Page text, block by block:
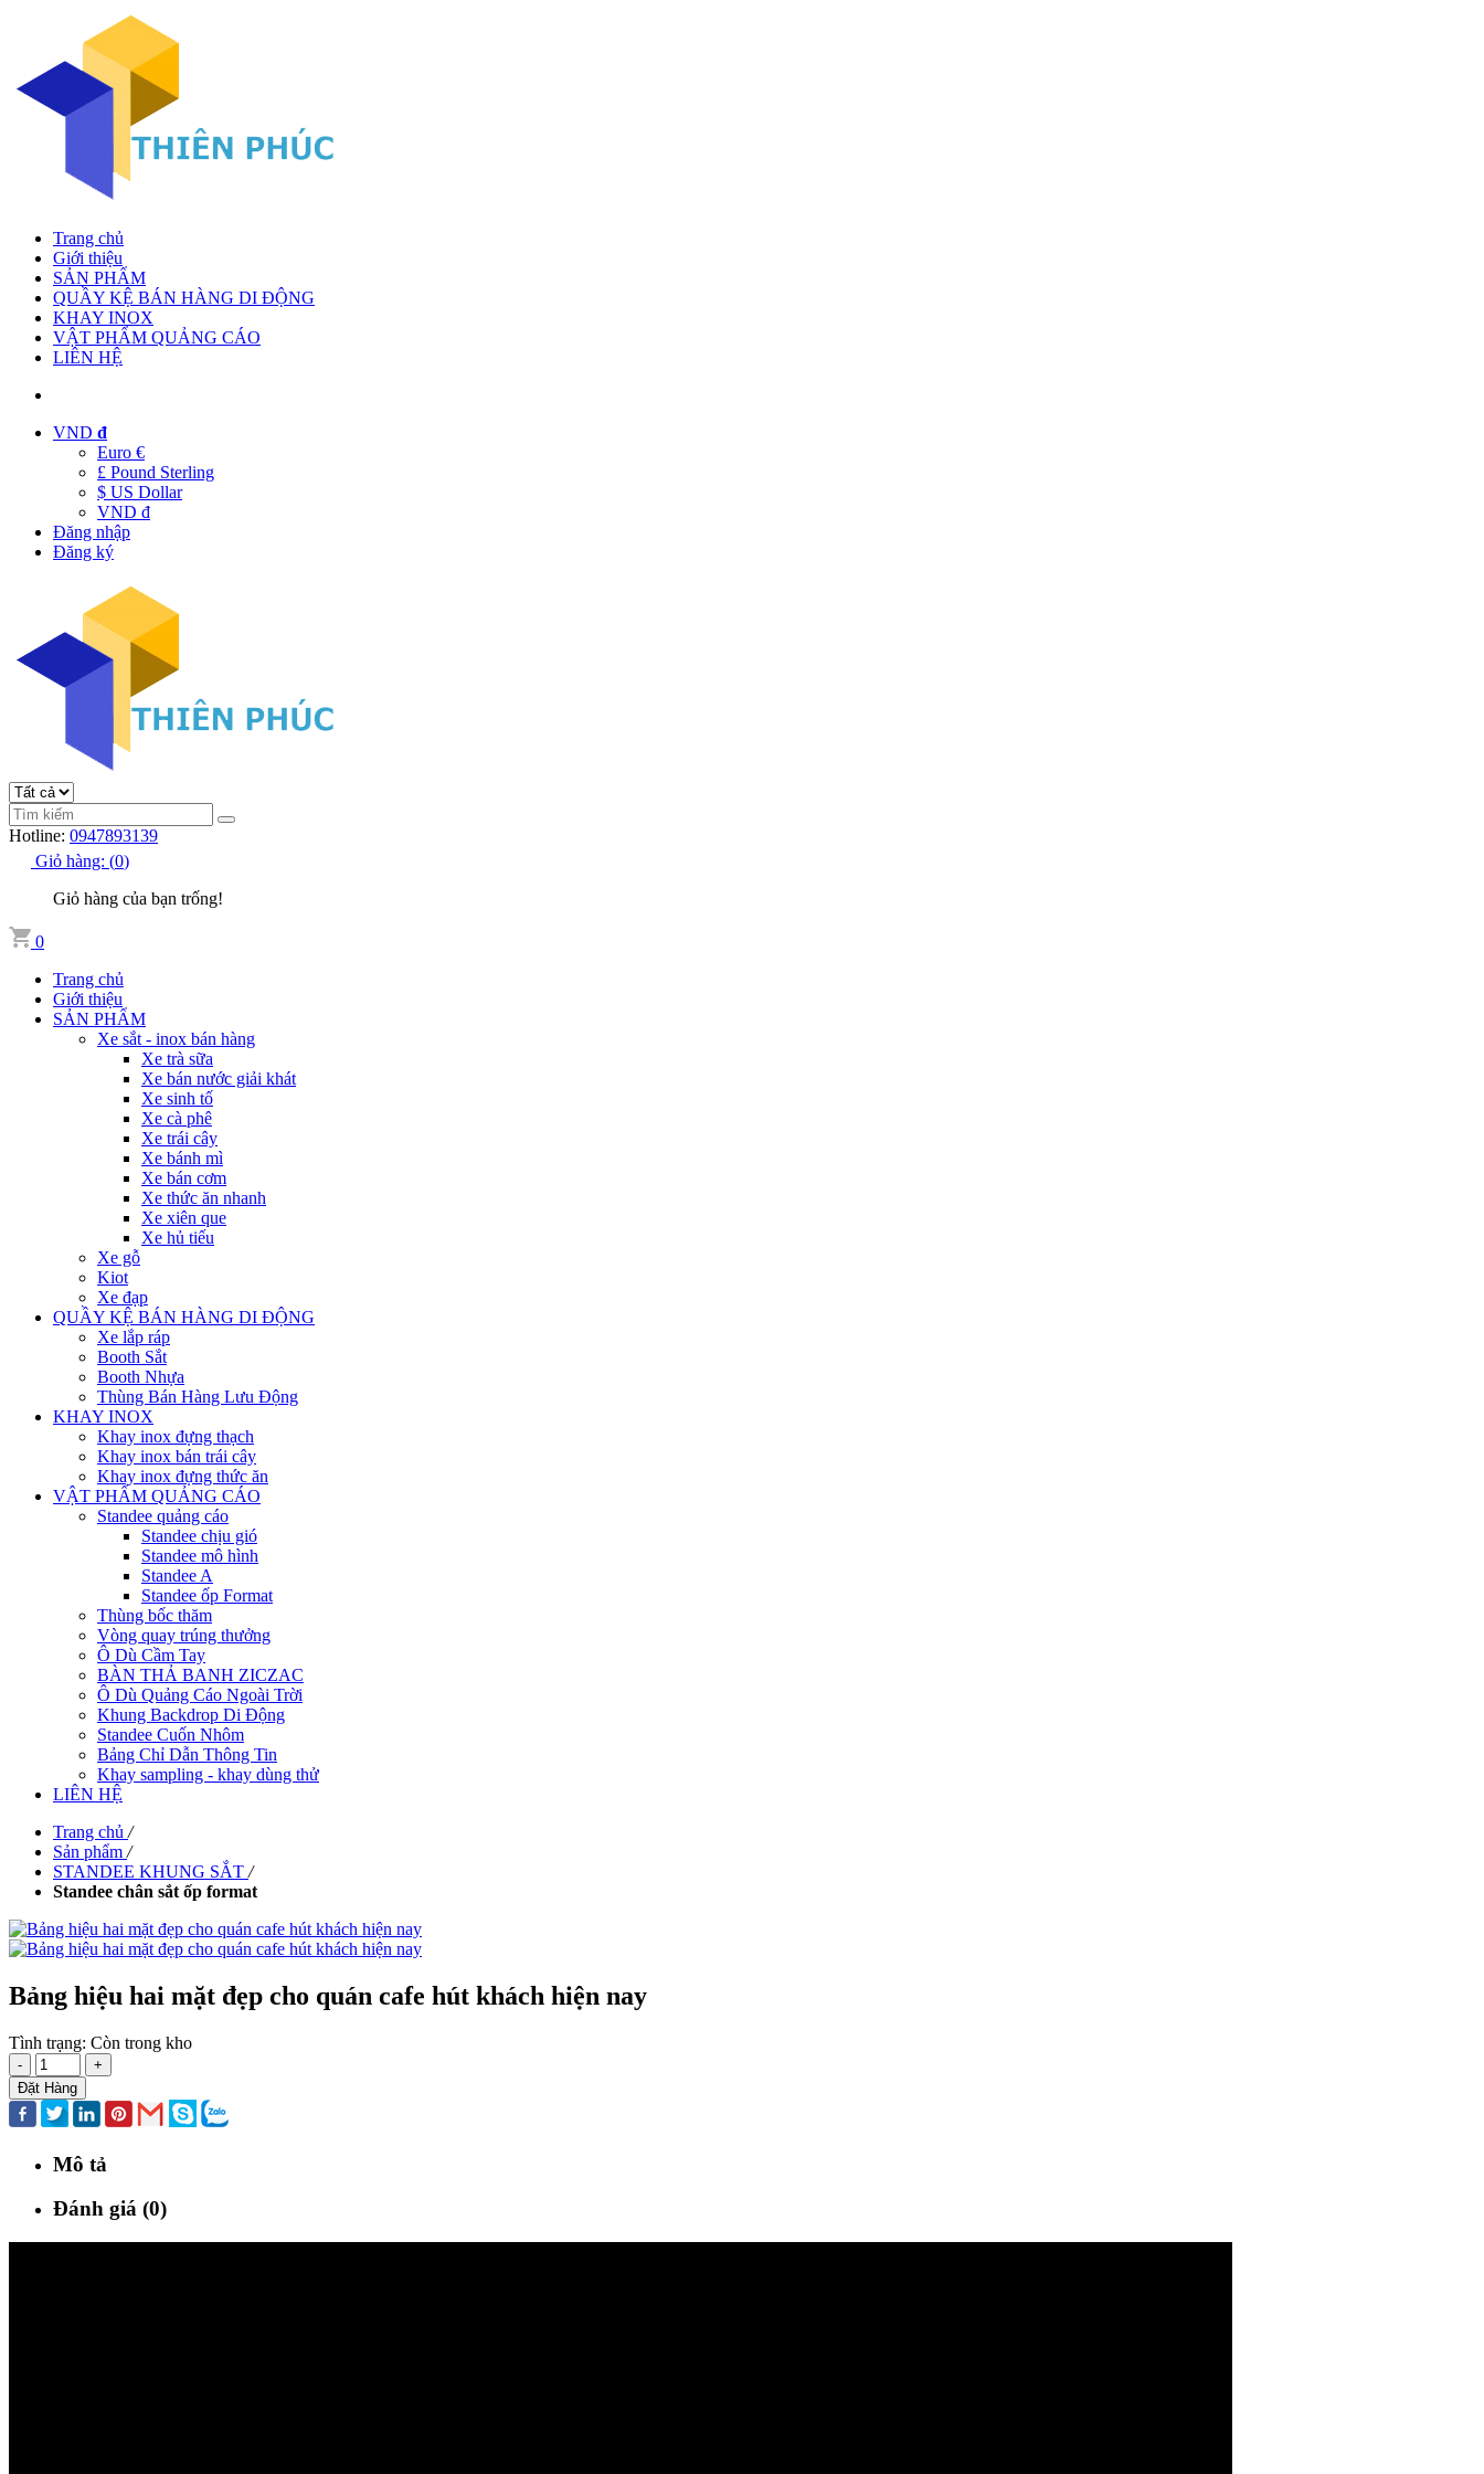
Trang chủ
Giới thiệu
SẢN PHẨM
QUẦY KỆ BÁN HÀNG DI ĐỘNG
KHAY INOX
VẬT PHẨM QUẢNG CÁO
LIÊN HỆ
VND đ
Euro €
£ Pound Sterling
$ US Dollar
VND đ
Đăng nhập
Đăng ký
Hotline: 0947893139
Giỏ hàng: (0)
Giỏ hàng của bạn trống!
0
Trang chủ
Giới thiệu
SẢN PHẨM
Xe sắt - inox bán hàng
Xe trà sữa
Xe bán nước giải khát
Xe sinh tố
Xe cà phê
Xe trái cây
Xe bánh mì
Xe bán cơm
Xe thức ăn nhanh
Xe xiên que
Xe hủ tiếu
Xe gỗ
Kiot
Xe đạp
QUẦY KỆ BÁN HÀNG DI ĐỘNG
Xe lắp ráp
Booth Sắt
Booth Nhựa
Thùng Bán Hàng Lưu Động
KHAY INOX
Khay inox đựng thạch
Khay inox bán trái cây
Khay inox đựng thức ăn
VẬT PHẨM QUẢNG CÁO
Standee quảng cáo
Standee chịu gió
Standee mô hình
Standee A
Standee ốp Format
Thùng bốc thăm
Vòng quay trúng thưởng
Ô Dù Cầm Tay
BÀN THẢ BANH ZICZAC
Ô Dù Quảng Cáo Ngoài Trời
Khung Backdrop Di Động
Standee Cuốn Nhôm
Bảng Chỉ Dẫn Thông Tin
Khay sampling - khay dùng thử
LIÊN HỆ
Trang chủ /
Sản phẩm /
STANDEE KHUNG SẮT /
Standee chân sắt ốp format
Bảng hiệu hai mặt đẹp cho quán cafe hút khách hiện nay
Tình trạng: Còn trong kho
-
+
Đặt Hàng
Mô tả
Đánh giá (0)